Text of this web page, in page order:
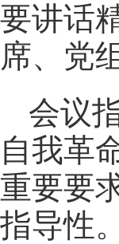
要讲话
席、党
会议
自我革
重要要
指导性